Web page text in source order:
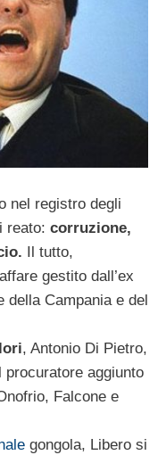
nel registro degli
reato: corruzione,
Il tutto,
gestito dall’ex
della Campania e del
, Antonio Di Pietro,
aggiunto
Falcone e
gongola, Libero si